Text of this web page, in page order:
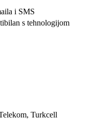
i SMS
s tehnologijom
Turkcell